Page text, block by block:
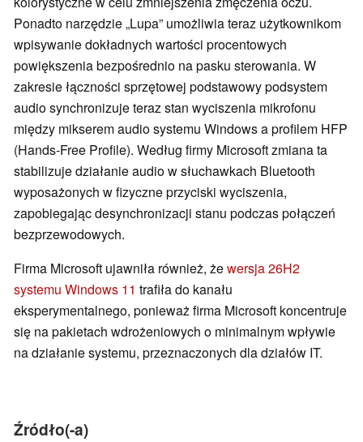
Ponadto narzędzie „Lupa” umożliwia teraz użytkownikom
wpisywanie dokładnych wartości procentowych
powiększenia bezpośrednio na pasku sterowania. W
zakresie łączności sprzętowej podstawowy podsystem
audio synchronizuje teraz stan wyciszenia mikrofonu
między mikserem audio systemu Windows a profilem HFP
(Hands-Free Profile). Według firmy Microsoft zmiana ta
stabilizuje działanie audio w słuchawkach Bluetooth
wyposażonych w fizyczne przyciski wyciszenia,
zapobiegając desynchronizacji stanu podczas połączeń
bezprzewodowych.
Firma Microsoft ujawniła również, żewersja 26H2
systemu Windows 11 trafiła do kanału
eksperymentalnego, ponieważ firma Microsoft koncentruje
się na pakietach wdrożeniowych o minimalnym wpływie
na działanie systemu, przeznaczonych dla działów IT.
Źródło(-a)